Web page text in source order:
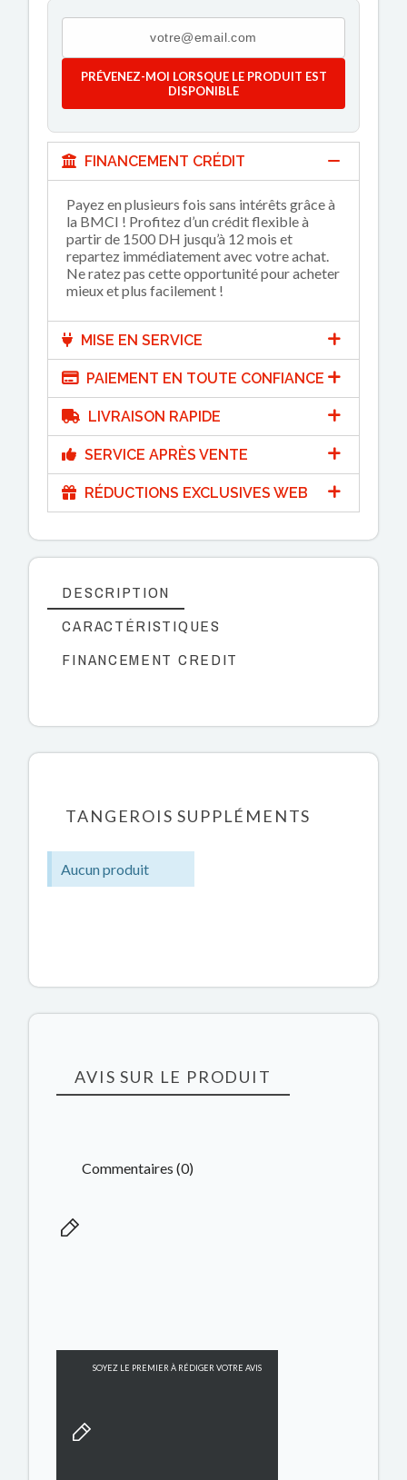
PRÉVENEZ-MOI LORSQUE LE PRODUIT EST
DISPONIBLE
FINANCEMENT CRÉDIT
Payez en plusieurs fois sans intérêts grâce à
la BMCI ! Profitez d’un crédit flexible à
partir de 1500 DH jusqu’à 12 mois et
repartez immédiatement avec votre achat.
Ne ratez pas cette opportunité pour acheter
mieux et plus facilement !
MISE EN SERVICE
PAIEMENT EN TOUTE CONFIANCE
LIVRAISON RAPIDE
SERVICE APRÈS VENTE
RÉDUCTIONS EXCLUSIVES WEB
DESCRIPTION
CARACTÉRISTIQUES
FINANCEMENT CREDIT
TANGEROIS SUPPLÉMENTS
Aucun produit
AVIS SUR LE PRODUIT
Commentaires (0)
SOYEZ LE PREMIER À RÉDIGER VOTRE AVIS